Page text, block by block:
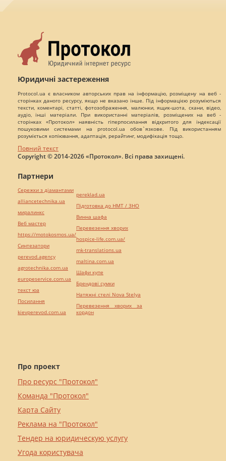
Юридичні застереження
Protocol.ua є власником авторських прав на інформацію, розміщену на веб -
сторінках даного ресурсу, якщо не вказано інше. Під інформацією розуміються
тексти, коментарі, статті, фотозображення, малюнки, ящик-шота, скани, відео,
аудіо, інші матеріали. При використанні матеріалів, розміщених на веб -
сторінках «Протокол» наявність гіперпосилання відкритого для індексації
пошуковими системами на protocol.ua обов`язкове. Під використанням
розуміється копіювання, адаптація, рерайтинг, модифікація тощо.
Повний текст
Copyright © 2014-2026 «Протокол». Всі права захищені.
Про проект
Про ресурс "Протокол"
Команда "Протокол"
Карта Сайту
Реклама на "Протокол"
Тендер на юридическую услугу
Угода користувача
Партнери
Сережки з діамантами
alliancetechnika.ua
миралинкс
Веб мастер
https://motokosmos.ua/
Синтезатори
perevod.agency
agrotechnika.com.ua
europeservice.com.ua
текст юа
Посилання
kievperevod.com.ua
pereklad.ua
Підготовка до НМТ / ЗНО
Винна шафа
Перевезення хворих
hospice-life.com.ua/
mk-translations.ua
maltina.com.ua
Шафи купе
Брендові сумки
Натяжні стелі Nova Stelya
Перевезення хворих за
кордон